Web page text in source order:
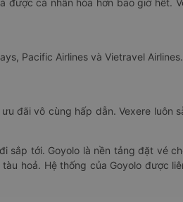
cá nhân hóa hơn bao giờ hết.
Pacific Airlines và Vietravel Airlines.
đãi vô cùng hấp dẫn. Vexere luôn
sắp tới. Goyolo là nền tảng đặt vé
hoả. Hệ thống của Goyolo được